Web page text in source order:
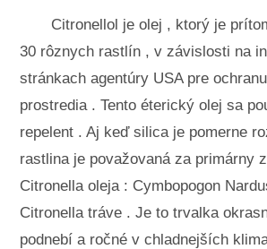
Citronellol je olej , ktorý je
30 rôznych rastlín , v závislosti na
stránkach agentúry USA pre
prostredia . Tento éterický olej sa
repelent . Aj keď silica je pomerne
rastlina je považovaná za primárny
Citronella oleja : Cymbopogon
Citronella tráve . Je to trvalka
podnebí a ročné v chladnejších